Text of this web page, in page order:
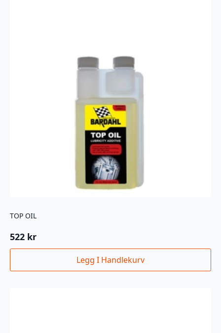
TOP OIL
522 kr
Legg I Handlekurv